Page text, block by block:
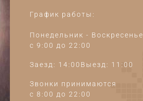
График работы:
Понедельник - Воскресенье
c 9:00 до 22:00
Заезд: 14:00Выезд: 11:00
Звонки принимаются
c 8:00 до 22:00